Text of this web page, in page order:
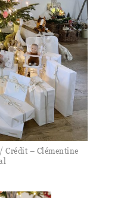
Crédit – Clémentine